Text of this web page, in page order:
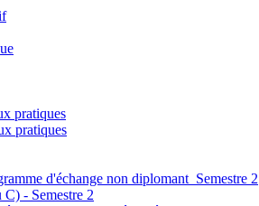
pratiques
pratiques
d'échange non diplomant_Semestre 2
- Semestre 2